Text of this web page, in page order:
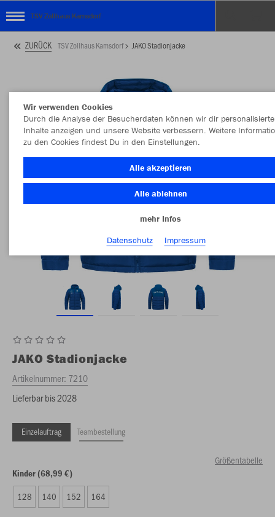
TSV Zollhaus Kamsdorf
ZURÜCK TSV Zollhaus Kamsdorf JAKO Stadionjacke
JAKO Stadionjacke
Artikelnummer: 7210
Lieferbar bis 2028
Einzelauftrag Teambestellung
Größentabelle
Kinder (68,99 €)
128 140 152 164
Wir verwenden Cookies
Durch die Analyse der Besucherdaten können wir dir personalisierte
Inhalte anzeigen und unsere Website verbessern. Weitere
zu den Cookies findest Du in den Einstellungen.
Alle akzeptieren
Alle ablehnen
mehr Infos
Datenschutz
Impressum